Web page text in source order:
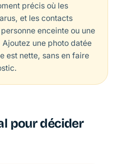
précis où les
et les contacts
enceinte ou une
une photo datée
est nette, sans en faire
pour décider